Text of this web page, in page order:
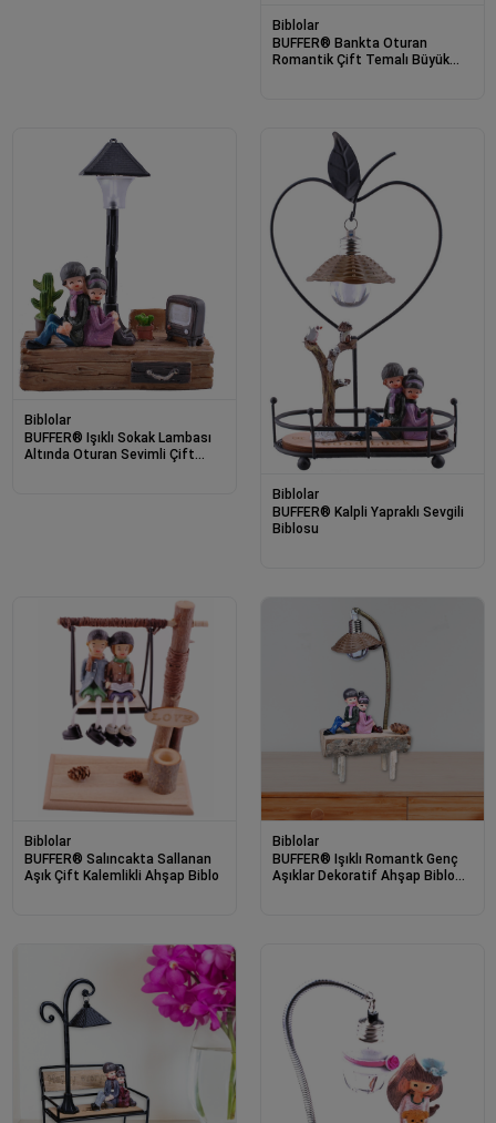
Biblolar
BUFFER® Bankta Oturan
Romantik Çift Temalı Büyük
Biblolar
BUFFER® Işıklı Sokak Lambası
Altında Oturan Sevimli Çift
Biblolar
BUFFER® Kalpli Yapraklı Sevgili
Biblosu
Biblolar
BUFFER® Salıncakta Sallanan
Aşık Çift Kalemlikli Ahşap Biblo
Biblolar
BUFFER® Işıklı Romantk Genç
Aşıklar Dekoratif Ahşap Biblo